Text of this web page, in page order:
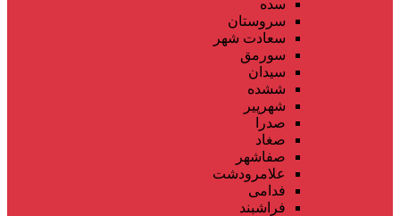
سده
سروستان
سعادت شهر
سورمق
سیدان
ششده
شهرپیر
صدرا
صغاد
صفاشهر
علامرودشت
فدامی
فراشبند